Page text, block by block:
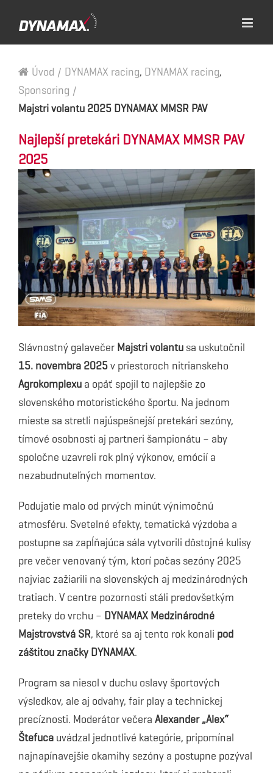
Úvod / DYNAMAX racing, DYNAMAX racing,
Sponsoring /
Majstri volantu 2025 DYNAMAX MMSR PAV
Najlepší pretekári DYNAMAX MMSR PAV
2025
Slávnostný galavečer Majstri volantu sa uskutočnil
15. novembra 2025v priestoroch nitrianskeho
Agrokomplexu a opäť spojil to najlepšie zo
slovenského motoristického športu. Na jednom
mieste sa stretli najúspešnejší pretekári sezóny,
tímové osobnosti aj partneri šampionátu – aby
spoločne uzavreli rok plný výkonov, emócií a
nezabudnuteľných momentov.
Podujatie malo od prvých minút výnimočnú
atmosféru. Svetelné efekty, tematická výzdoba a
postupne sa zapĺňajúca sála vytvorili dôstojné kulisy
pre večer venovaný tým, ktorí počas sezóny 2025
najviac zažiarili na slovenských aj medzinárodných
tratiach. V centre pozornosti stáli predovšetkým
preteky do vrchu – DYNAMAX Medzinárodné
Majstrovstvá SR, ktoré sa aj tento rok konali pod
záštitou značky DYNAMAX.
Program sa niesol v duchu oslavy športových
výsledkov, ale aj odvahy, fair play a technickej
precíznosti. Moderátor večera Alexander „Alex“
Štefuca uvádzal jednotlivé kategórie, pripomínal
najnapínavejšie okamihy sezóny a postupne pozýval